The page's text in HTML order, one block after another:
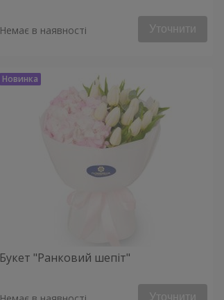
Немає в наявності Уточнити
Букет "Ранковий шепіт"
Уточнити